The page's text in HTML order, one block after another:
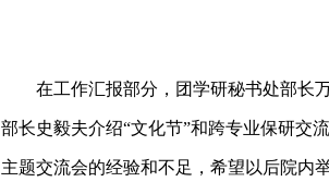
在工作汇报部分，团学研秘书处部长
部长史毅夫介绍“文化节”和跨专业保研交
主题交流会的经验和不足，希望以后院内